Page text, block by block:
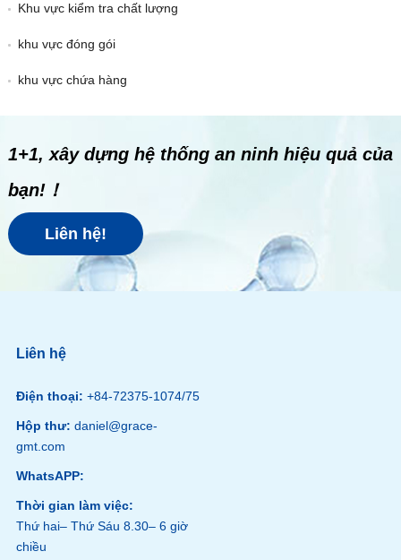
Khu vực kiểm tra chất lượng
khu vực đóng gói
khu vực chứa hàng
1+1, xây dựng hệ thống an ninh hiệu quả của
bạn!！
Liên hệ!
Liên hệ
Điện thoại: +84-72375-1074/75
Hộp thư: daniel@grace-
gmt.com
WhatsAPP:
Thời gian làm việc:
Thứ hai– Thứ Sáu 8.30– 6 giờ
chiều